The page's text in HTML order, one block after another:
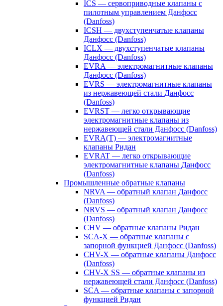
ICS — сервоприводные клапаны с
пилотным управлением Данфосс
(Danfoss)
ICSH — двухступенчатые клапаны
Данфосс (Danfoss)
ICLX — двухступенчатые клапаны
Данфосс (Danfoss)
EVRA — электромагнитные клапаны
Данфосс (Danfoss)
EVRS — электромагнитные клапаны
из нержавеющей стали Данфосс
(Danfoss)
EVRST — легко открывающие
электромагнитные клапаны из
нержавеющей стали Данфосс (Danfoss)
EVRA(T) — электромагнитные
клапаны Ридан
EVRAT — легко открывающие
электромагнитные клапаны Данфосс
(Danfoss)
Промышленные обратные клапаны
NRVA — обратный клапан Данфосс
(Danfoss)
NRVS — обратный клапан Данфосс
(Danfoss)
CHV — обратные клапаны Ридан
SCA-X — обратные клапаны с
запорной функцией Данфосс (Danfoss)
CHV-X — обратные клапаны Данфосс
(Danfoss)
CHV-X SS — обратные клапаны из
нержавеющей стали Данфосс (Danfoss)
SCA — обратные клапаны с запорной
функцией Ридан